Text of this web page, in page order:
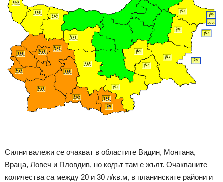
Силни валежи се очакват в областите Видин, Монтана,
Враца, Ловеч и Пловдив, но кодът там е жълт. Очакваните
количества са между 20 и 30 л/кв.м, в планинските райони и